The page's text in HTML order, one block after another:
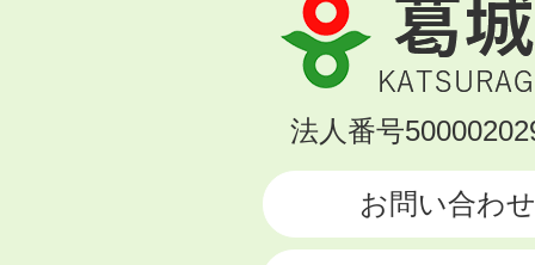
葛
城
市
KATSURAGI
法人番号
お問い合わせ